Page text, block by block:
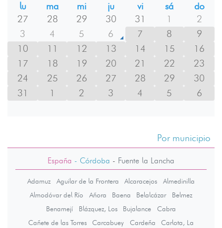
lu
ma mi ju vi sá
do
27
28 29 30 31 1
2
3
4 5 6 7 8
9
10
11 12 13 14 15
16
17
18 19 20 21 22
23
24
25 26 27 28 29
30
31
1 2 3 4 5 6
Por municipio
España - Córdoba - Fuente la Lancha
Adamuz Aguilar de la Frontera Alcaracejos
Almedinilla
Almodóvar del Río
Añora Baena Belalcázar
Belmez
Benamejí
Blázquez, Los Bujalance
Cabra
Cañete de las Torres
Carcabuey Cardeña
Carlota, La